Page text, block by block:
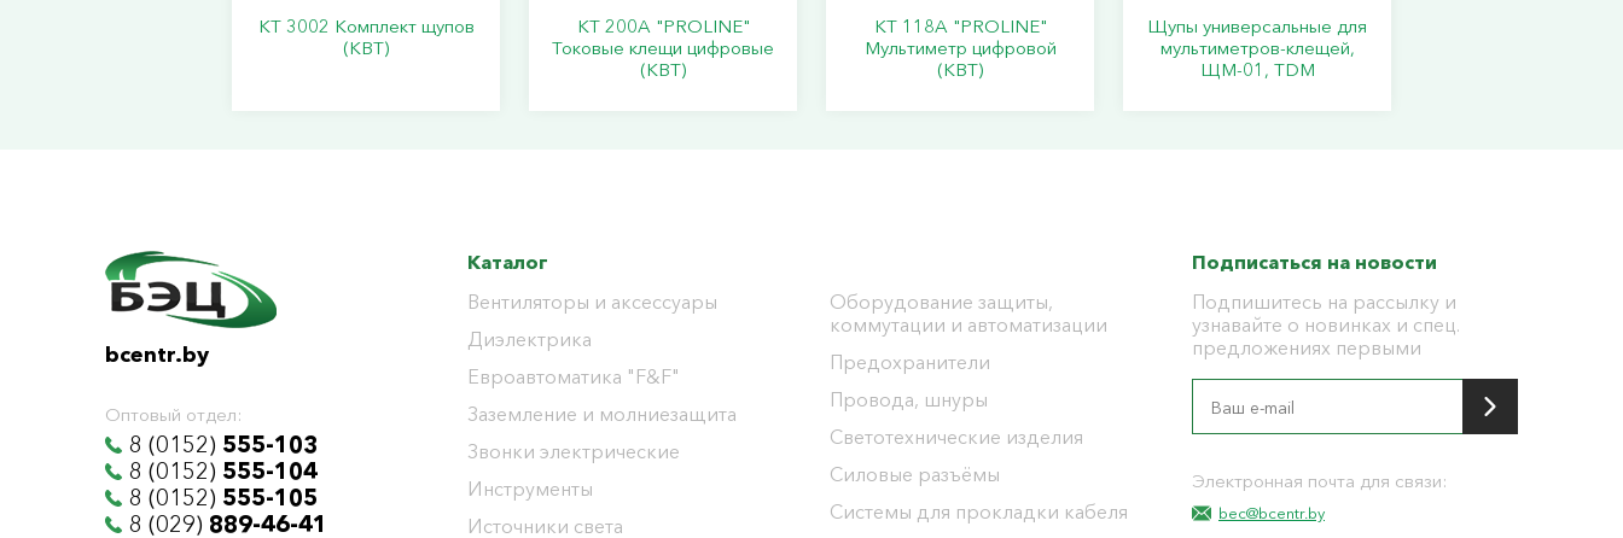
KT 3002 Комплект щупов
(КВТ)
KT 200A "PROLINE"
Токовые клещи цифровые
(КВТ)
KT 118A "PROLINE"
Мультиметр цифровой
(КВТ)
Щупы универсальные для
мультиметров-клещей,
ЩМ-01, TDM
bcentr.by
Оптовый отдел:
8 (0152) 555-103
8 (0152) 555-104
8 (0152) 555-105
8 (029) 889-46-41
Каталог
Вентиляторы и аксессуары
Диэлектрика
Евроавтоматика "F&F"
Заземление и молниезащита
Звонки электрические
Инструменты
Источники света
Оборудование защиты,
коммутации и автоматизации
Предохранители
Провода, шнуры
Светотехнические изделия
Силовые разъёмы
Системы для прокладки кабеля
Подписаться на новости
Подпишитесь на рассылку и
узнавайте о новинках и спец.
предложениях первыми
Электронная почта для связи:
bec@bcentr.by